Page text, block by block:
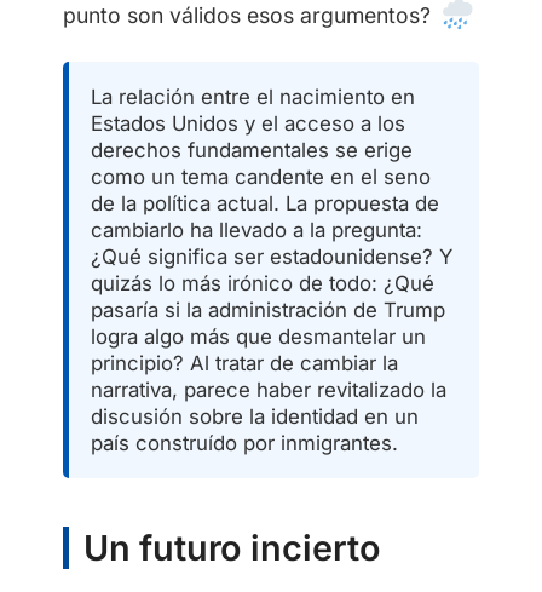
punto son válidos esos argumentos?
La relación entre el nacimiento en
Estados Unidos y el acceso a los
derechos fundamentales se erige
como un tema candente en el seno
de la política actual. La propuesta de
cambiarlo ha llevado a la pregunta:
¿Qué significa ser estadounidense? Y
quizás lo más irónico de todo: ¿Qué
pasaría si la administración de Trump
logra algo más que desmantelar un
principio? Al tratar de cambiar la
narrativa, parece haber revitalizado la
discusión sobre la identidad en un
país construído por inmigrantes.
Un futuro incierto